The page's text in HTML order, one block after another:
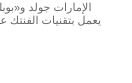
الإمارات جولد
يعمل بتقنيات الفنتك